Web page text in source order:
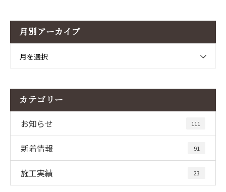
月別アーカイブ
月を選択
カテゴリー
お知らせ 111
新着情報 91
施工実績 23